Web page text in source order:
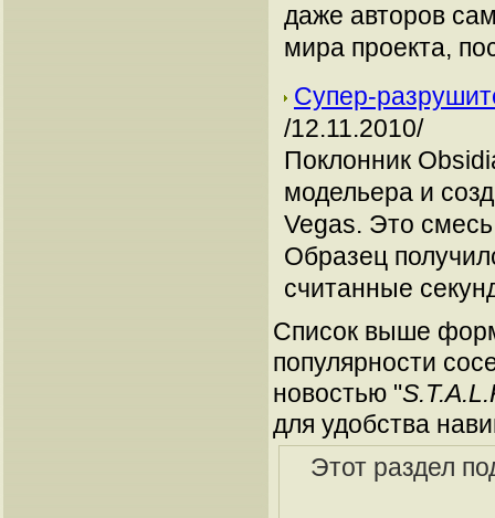
даже авторов
мира проекта,
Супер-
/12.11.2010/
Поклонник
модельера и
Vegas. Это
Образец
считанные
Список выше
популярности
новостью "
для удобства
Этот раздел